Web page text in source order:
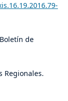
de
Regionales.